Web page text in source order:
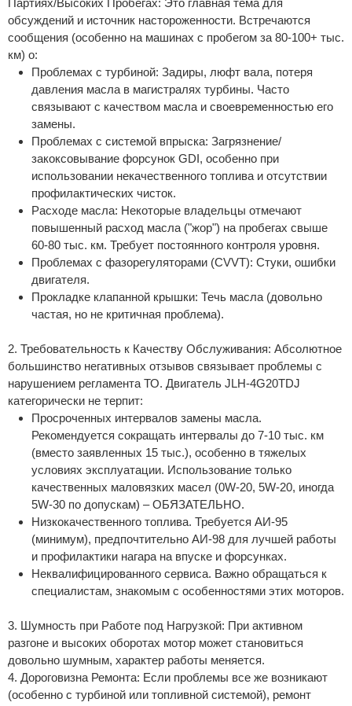
Партиях/Высоких Пробегах: Это главная тема для
обсуждений и источник настороженности. Встречаются
сообщения (особенно на машинах с пробегом за 80-100+ тыс.
км) о:
Проблемах с турбиной: Задиры, люфт вала, потеря
давления масла в магистралях турбины. Часто
связывают с качеством масла и своевременностью его
замены.
Проблемах с системой впрыска: Загрязнение/
закоксовывание форсунок GDI, особенно при
использовании некачественного топлива и отсутствии
профилактических чисток.
Расходе масла: Некоторые владельцы отмечают
повышенный расход масла ("жор") на пробегах свыше
60-80 тыс. км. Требует постоянного контроля уровня.
Проблемах с фазорегуляторами (CVVT): Стуки, ошибки
двигателя.
Прокладке клапанной крышки: Течь масла (довольно
частая, но не критичная проблема).
2. Требовательность к Качеству Обслуживания: Абсолютное
большинство негативных отзывов связывает проблемы с
нарушением регламента ТО. Двигатель JLH-4G20TDJ
категорически не терпит:
Просроченных интервалов замены масла.
Рекомендуется сокращать интервалы до 7-10 тыс. км
(вместо заявленных 15 тыс.), особенно в тяжелых
условиях эксплуатации. Использование только
качественных маловязких масел (0W-20, 5W-20, иногда
5W-30 по допускам) – ОБЯЗАТЕЛЬНО.
Низкокачественного топлива. Требуется АИ-95
(минимум), предпочтительно АИ-98 для лучшей работы
и профилактики нагара на впуске и форсунках.
Неквалифицированного сервиса. Важно обращаться к
специалистам, знакомым с особенностями этих моторов.
3. Шумность при Работе под Нагрузкой: При активном
разгоне и высоких оборотах мотор может становиться
довольно шумным, характер работы меняется.
4. Дороговизна Ремонта: Если проблемы все же возникают
(особенно с турбиной или топливной системой), ремонт